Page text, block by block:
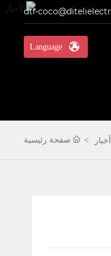
Language
صفحة رئيسية أخبار